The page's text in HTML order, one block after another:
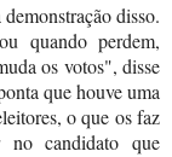
disso.
quando perdem,
os votos", disse
que houve uma
o que os faz
no candidato que